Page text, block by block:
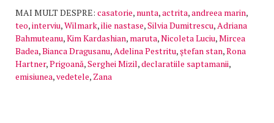
MAI MULT DESPRE: casatorie, nunta,actrita,andreea marin,
teo,interviu,Wilmark,ilie nastase,Silvia Dumitrescu, Adriana
Bahmuteanu,Kim Kardashian, maruta,Nicoleta Luciu,Mircea
Badea,Bianca Dragusanu, Adelina Pestritu,ştefan stan,Rona
Hartner,Prigoană,Serghei Mizil,declaratiile saptamanii,
emisiunea,vedetele, Zana